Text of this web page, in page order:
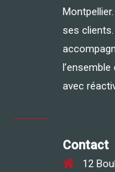
ses
avec
Contact
12